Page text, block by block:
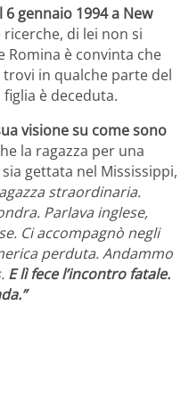
gennaio 1994 a New
di lei non si
Romina è convinta che
trovi in qualche parte del
è deceduta.
visione su come sono
la ragazza per una
gettata nel Mississippi,
straordinaria.
Parlava inglese,
Ci accompagnò negli
perduta. Andammo
E lì fece l’incontro fatale.